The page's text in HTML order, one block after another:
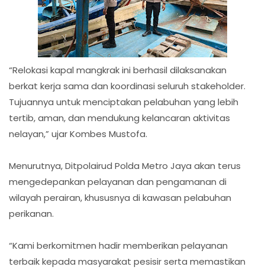
“Relokasi kapal mangkrak ini berhasil dilaksanakan
berkat kerja sama dan koordinasi seluruh stakeholder.
Tujuannya untuk menciptakan pelabuhan yang lebih
tertib, aman, dan mendukung kelancaran aktivitas
nelayan,” ujar Kombes Mustofa.
Menurutnya, Ditpolairud Polda Metro Jaya akan terus
mengedepankan pelayanan dan pengamanan di
wilayah perairan, khususnya di kawasan pelabuhan
perikanan.
“Kami berkomitmen hadir memberikan pelayanan
terbaik kepada masyarakat pesisir serta memastikan